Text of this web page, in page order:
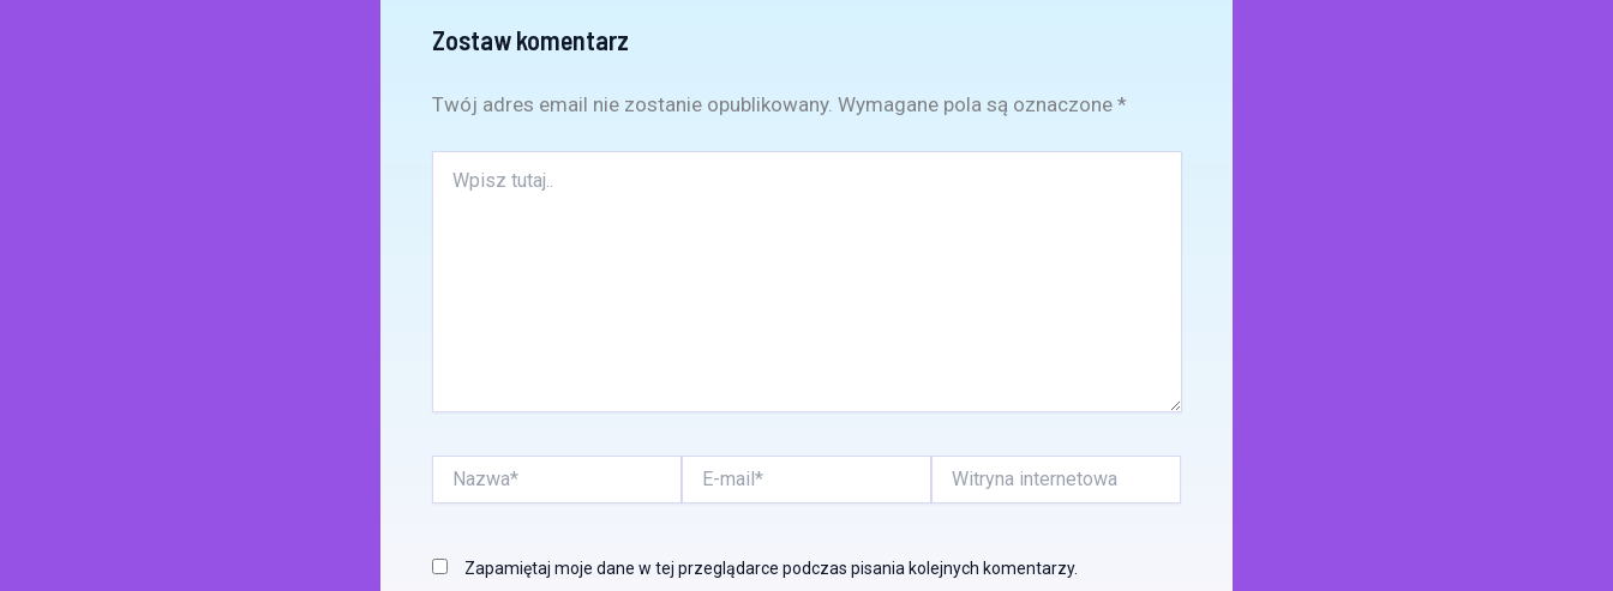
Zostaw komentarz
Twój adres email nie zostanie opublikowany. Wymagane pola są oznaczone *
tutaj..
mail*
internetowa
Zapamiętaj moje dane w tej przeglądarce podczas pisania kolejnych komentarzy.